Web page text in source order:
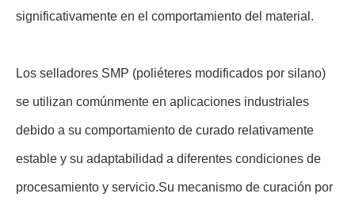
significativamente en el comportamiento del material.
Los selladores SMP (poliéteres modificados por silano)
se utilizan comúnmente en aplicaciones industriales
debido a su comportamiento de curado relativamente
estable y su adaptabilidad a diferentes condiciones de
procesamiento y servicio.Su mecanismo de curación por